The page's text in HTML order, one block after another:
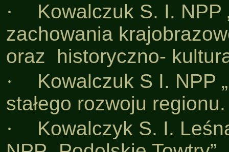
·
Kowalczuk S. I. NPP
zachowania
oraz historyczno-
·
Kowalczuk S I. NPP
stałego rozwoju regionu.
·
Kowalczyk S. I.